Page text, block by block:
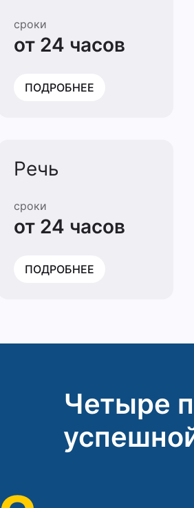
сроки
от 24 часов
ПОДРОБНЕЕ
Речь
сроки
от 24 часов
ПОДРОБНЕЕ
Четыре